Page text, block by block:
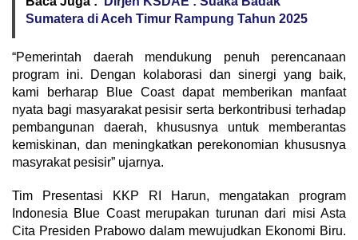
Sumatera di Aceh Timur Rampung Tahun 2025
“Pemerintah daerah mendukung penuh perencanaan
program ini. Dengan kolaborasi dan sinergi yang baik,
kami berharap Blue Coast dapat memberikan manfaat
nyata bagi masyarakat pesisir serta berkontribusi terhadap
pembangunan daerah, khususnya untuk memberantas
kemiskinan, dan meningkatkan perekonomian khususnya
masyrakat pesisir” ujarnya.
Tim Presentasi KKP RI Harun, mengatakan program
Indonesia Blue Coast merupakan turunan dari misi Asta
Cita Presiden Prabowo dalam mewujudkan Ekonomi Biru.